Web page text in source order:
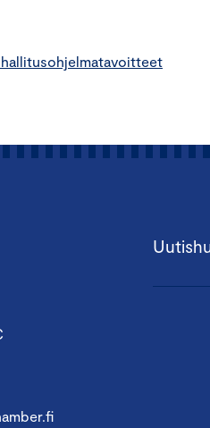
hallitusohjelmatavoitteet